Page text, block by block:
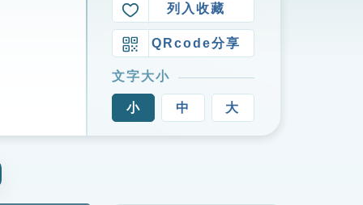
列入收藏
QRcode分享
文字大小
小 中 大